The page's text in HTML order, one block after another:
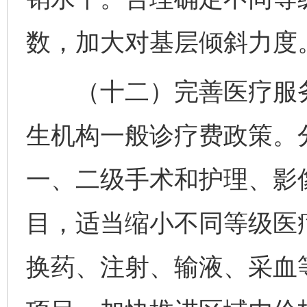
数，加大对基层倾斜力度
（十二）完善医疗服
生机构一般诊疗费政策
一、二级手术和护理、
目，适当缩小不同等级
换药、注射、输液、采